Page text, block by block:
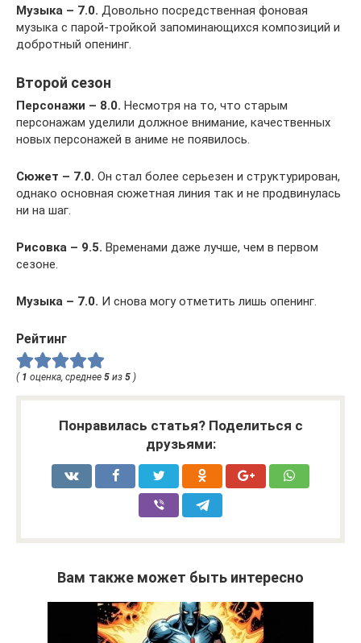
Музыка – 7.0. Довольно посредственная фоновая
музыка с парой-тройкой запоминающихся композиций и
добротный опенинг.
Второй сезон
Персонажи – 8.0. Несмотря на то, что старым
персонажам уделили должное внимание, качественных
новых персонажей в аниме не появилось.
Сюжет – 7.0. Он стал более серьезен и структурирован,
однако основная сюжетная линия так и не продвинулась
ни на шаг.
Рисовка – 9.5. Временами даже лучше, чем в первом
сезоне.
Музыка – 7.0. И снова могу отметить лишь опенинг.
Рейтинг
( 1 оценка, среднее 5 из 5 )
Понравилась статья? Поделиться с
друзьями:
Вам также может быть интересно